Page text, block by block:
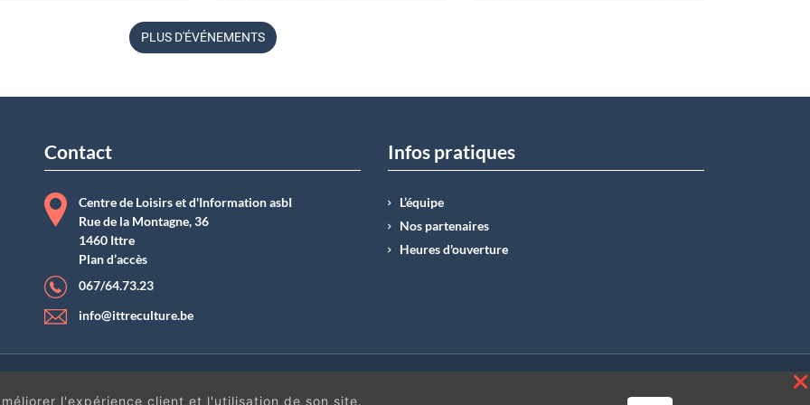
11 juin à 09
Belgique
PLUS D'ÉVÉNEMENTS
Contact
Centre de Loisirs et d'Information asbI
Rue de la Montagne, 36
1460 Ittre
Plan d’accès
067/64.73.23
info@ittreculture.be
Infos pratiques
L’équipe
Nos partenaires
Heures d'ouverture
légales | Conditions générales de vente | N°Entreprise : BE0414.742.009 |
l'expérience client et l'utilisation de son site.